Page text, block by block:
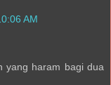
AM
yang haram bagi dua